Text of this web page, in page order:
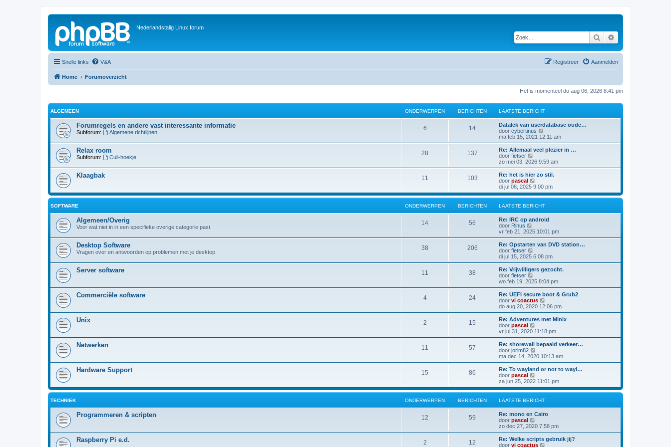
Nederlandstalig Linux forum
Zoek
Snelle links V&A Aanmelden
Registreer
Home Forumoverzicht
Het is momenteel do aug 06, 2026 8:41 pm
ALGEMEEN ONDERWERPEN BERICHTEN LAATSTE BERICHT
Forumregels en andere vast interessante informatie
Subforum: Algemene richtlijnen
6 14
Datalek van userdatabase oude…
door cybertinus
e
k
k
a
s
t
e
r
c
h
t
ma feb 15, 2021 12:11 am
Relax room
Subforum: Culi-hoekje
28 137
Re: Allemaal veel plezier in …
door fietser
e
k
i
j
k
a
a
t
s
t
b
e
r
c
h
t
zo mei 03, 2026 9:59 am
Klaagbak 11 103
Re: het is hier zo stil.
door pascal
e
k
i
j
a
s
b
e
r
c
h
t
di jul 08, 2025 9:00 pm
SOFTWARE ONDERWERPEN BERICHTEN LAATSTE BERICHT
Algemeen/Overig
Voor wat niet in in een specifieke overige categorie past.
14 56
Re: IRC op android
door Rinus
e
k
i
j
k
a
t
s
e
b
e
r
i
c
h
t
vr feb 21, 2025 10:01 pm
Desktop Software
Vragen over en antwoorden op problemen met je desktop
38 206
Re: Opstarten van DVD station…
door fietser
e
k
i
k
a
t
s
e
b
e
r
i
c
h
t
di jul 15, 2025 6:08 pm
Server software 11 38
Re: Vrijwilligers gezocht.
door fietser
e
k
i
j
k
a
t
s
e
b
e
r
i
c
h
t
wo feb 19, 2025 8:04 pm
Commerciële software 4 24
Re: UEFI secure boot & Grub2
door vi coactus
e
k
i
k
a
t
s
e
e
r
h
t
do aug 20, 2020 12:06 pm
Unix 2 15
Re: Adventures met Minix
door pascal
e
k
i
k
a
a
t
s
t
b
e
r
c
h
t
vr jul 31, 2020 11:18 pm
Netwerken 11 57
Re: shorewall bepaald verkeer…
door jorim82
e
k
i
k
a
a
t
s
t
b
e
r
i
ma dec 14, 2020 10:13 am
Hardware Support 15 86
Re: To wayland or not to wayl…
door pascal
e
k
i
j
a
t
s
t
za jun 25, 2022 11:01 pm
TECHNIEK ONDERWERPEN BERICHTEN LAATSTE BERICHT
Programmeren & scripten 12 59
Re: mono en Cairo
door pascal
e
k
i
j
zo dec 27, 2020 7:58 pm
Raspberry Pi e.d. 2 12
Re: Welke scripts gebruik jij?
door vi coactus